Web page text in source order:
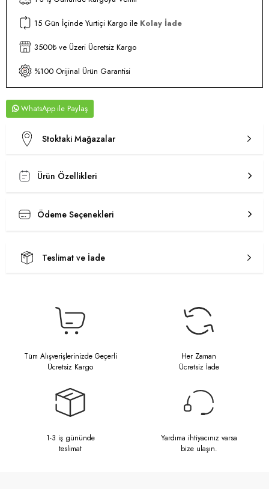
15 Gün İçinde Yurtiçi Kargo ile Kolay İade
3500₺ ve Üzeri Ücretsiz Kargo
%100 Orijinal Ürün Garantisi
WhatsApp
Stoktaki Mağazalar
Ürün Özellikleri
Ödeme Seçenekleri
Teslimat ve İade
Tüm Alışverişlerinizde Geçerli
Ücretsiz Kargo
Her Zaman
Ücretsiz İade
1-3 iş gününde
teslimat
Yardıma ihtiyacınız varsa
bize ulaşın.